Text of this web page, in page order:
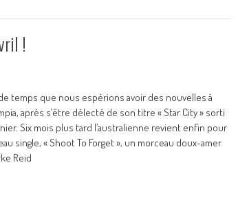
!
temps que nous espérions avoir des nouvelles à
après s’être délecté de son titre « Star City » sorti
Six mois plus tard l’australienne revient enfin pour
single, « Shoot To Forget », un morceau doux-amer
Reid